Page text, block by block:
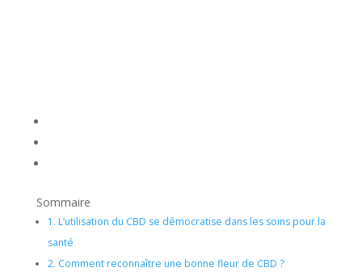
Sommaire
1. L’utilisation du CBD se démocratise dans les soins pour la
santé
2. Comment reconnaître une bonne fleur de CBD ?